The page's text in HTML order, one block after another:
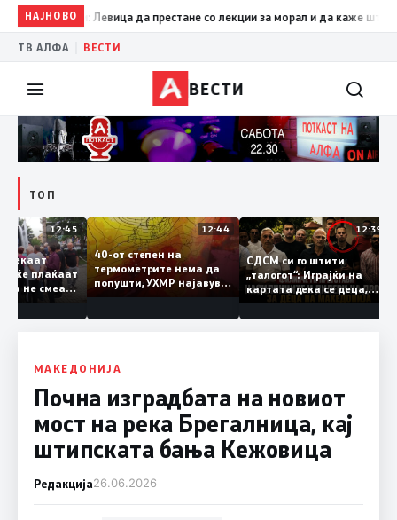
НАЈНОВОЛевица да престане со лекции за морал и да каже што
ТВ АЛФА ВЕСТИ
ВЕСТИ
ТОП
12:45
чекаат
дали ќе плаќаат
која не смеат
12:44
40-от степен на
термометрите нема да
попушти, УХМР најавува
локални невремиња,
12:39
СДСМ си го штити
„талогот“: Играјќи на
картата дека се деца,
бранат луѓе со кривични
досиеја
МАКЕДОНИЈА
Почна изградбата на новиот
мост на река Брегалница, кај
штипската бања Кежовица
Редакција26.06.2026